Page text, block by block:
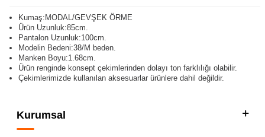
Kumaş:MODAL/GEVŞEK ÖRME
Ürün Uzunluk:85cm.
Pantalon Uzunluk:100cm.
Modelin Bedeni:38/M beden.
Manken Boyu:1.68cm.
Ürün renginde konsept çekimlerinden dolayı ton farklılığı olabilir.
Çekimlerimizde kullanılan aksesuarlar ürünlere dahil değildir.
Kurumsal